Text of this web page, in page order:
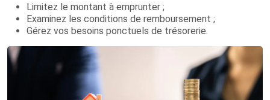
Limitez le montant à emprunter ;
Examinez les conditions de remboursement ;
Gérez vos besoins ponctuels de trésorerie.